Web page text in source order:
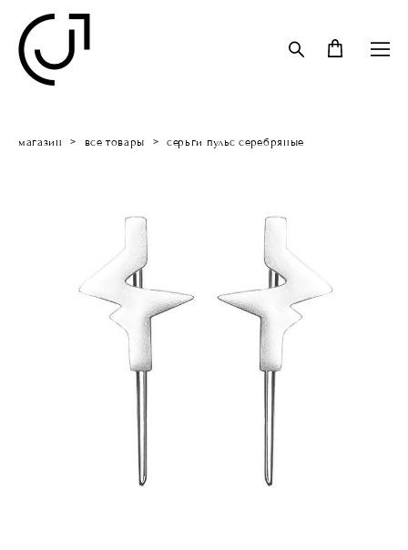
магазин > все товары > серьги пульс серебряные